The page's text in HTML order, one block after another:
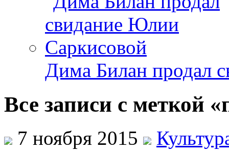
Дима Билан продал
Все записи с меткой
7 ноября 2015